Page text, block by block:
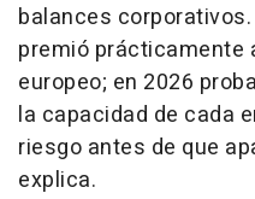
balances
premió prácticamente
europeo; en 2026
la capacidad de cada
riesgo antes de que
explica.